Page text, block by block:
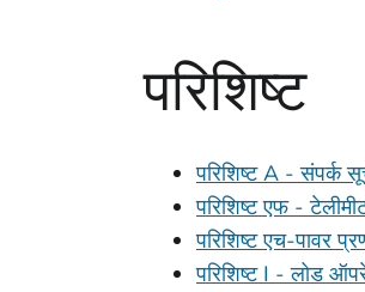
परिशिष्ट
परिशिष्ट A - संपर्क
परिशिष्ट एफ -
परिशिष्ट एच-पावर
परिशिष्ट I - लोड